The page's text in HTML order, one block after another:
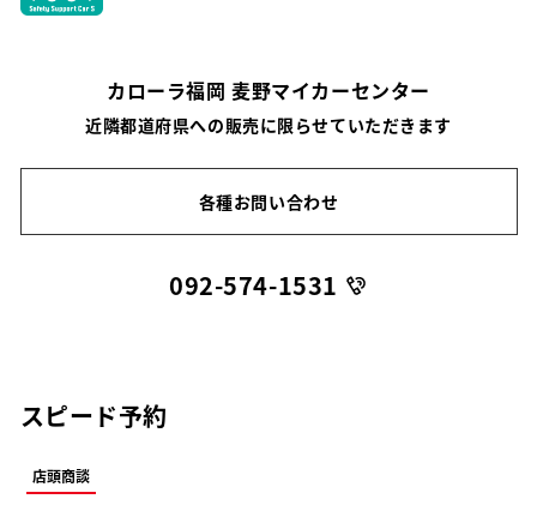
カローラ福岡 麦野マイカーセンター
近隣都道府県への販売に限らせていただきます
各種お問い合わせ
092-574-1531
スピード予約
店頭商談